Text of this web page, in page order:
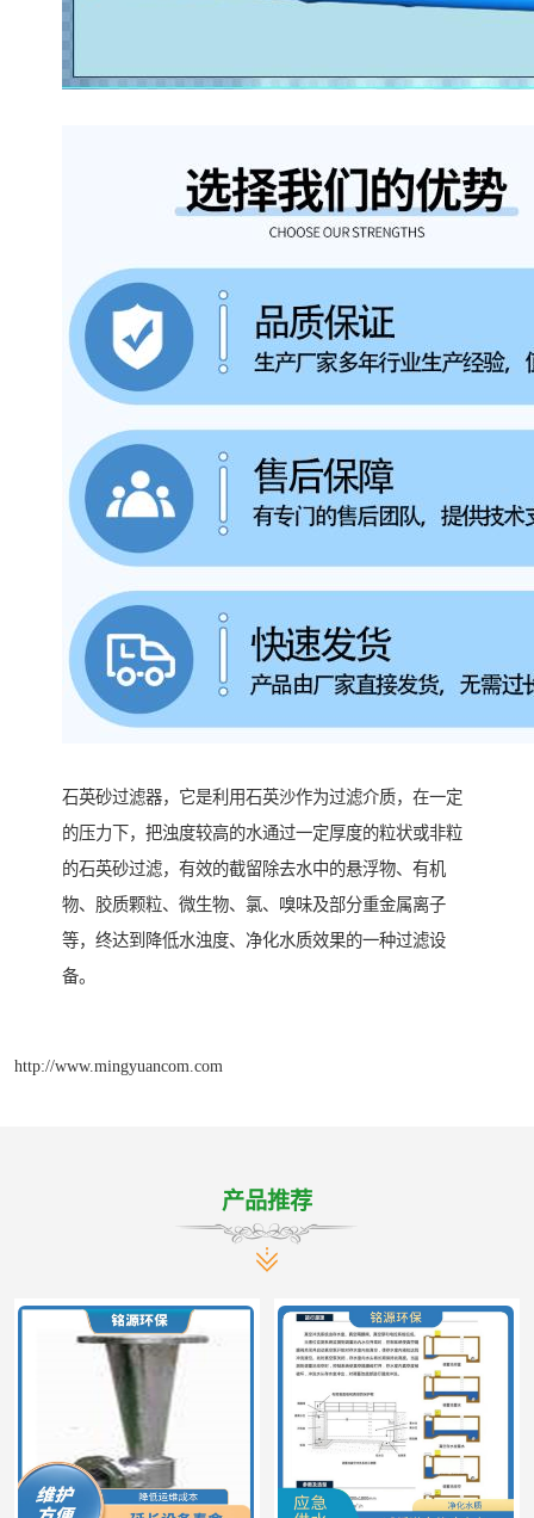
石英砂过滤器，它是利用石英沙作为过滤介质，在一定
的压力下，把浊度较高的水通过一定厚度的粒状或非粒
的石英砂过滤，有效的截留除去水中的悬浮物、有机
物、胶质颗粒、微生物、氯、嗅味及部分重金属离子
等，终达到降低水浊度、净化水质效果的一种过滤设
备。
http://www.mingyuancom.com
产品推荐